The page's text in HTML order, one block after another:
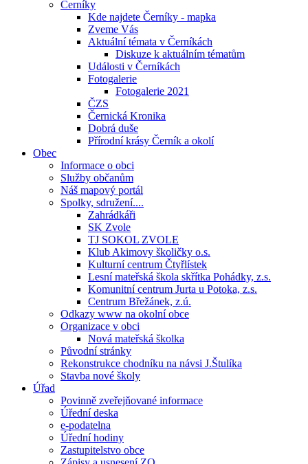
Černíky
Kde najdete Černíky - mapka
Zveme Vás
Aktuální témata v Černíkách
Diskuze k aktuálním tématům
Události v Černíkách
Fotogalerie
Fotogalerie 2021
ČZS
Černická Kronika
Dobrá duše
Přírodní krásy Černík a okolí
Obec
Informace o obci
Služby občanům
Náš mapový portál
Spolky, sdružení....
Zahrádkáři
SK Zvole
TJ SOKOL ZVOLE
Klub Akimovy školičky o.s.
Kulturní centrum Čtyřlístek
Lesní mateřská škola skřítka Pohádky, z.s.
Komunitní centrum Jurta u Potoka, z.s.
Centrum Břežánek, z.ú.
Odkazy www na okolní obce
Organizace v obci
Nová mateřská školka
Původní stránky
Rekonstrukce chodníku na návsi J.Štulíka
Stavba nové školy
Úřad
Povinně zveřejňované informace
Úřední deska
e-podatelna
Úřední hodiny
Zastupitelstvo obce